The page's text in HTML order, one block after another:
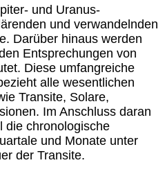
und Uranus-
und verwandelnden
Darüber hinaus werden
Entsprechungen von
Diese umfangreiche
alle wesentlichen
Transite, Solare,
Im Anschluss daran
die chronologische
und Monate unter
der Transite.